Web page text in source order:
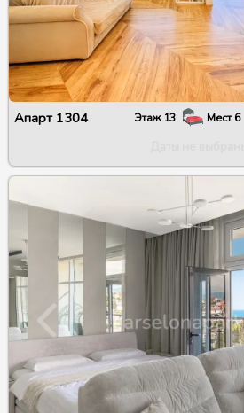
Апарт 1304 Этаж 13 Мест6